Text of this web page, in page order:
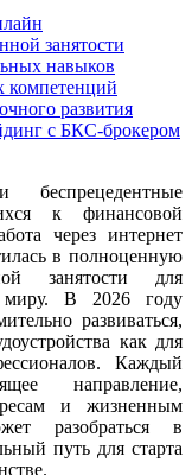
занятости
навыков
компетенций
развития
с БКС-брокером
беспрецедентные
к финансовой
через интернет
в полноценную
занятости для
миру. В 2026 году
развиваться,
как для
Каждый
направление,
и жизненным
разобраться в
путь для старта